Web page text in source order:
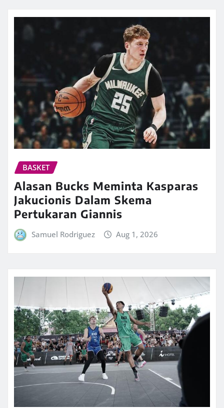
BASKET
Alasan Bucks Meminta Kasparas
Jakucionis Dalam Skema
Pertukaran Giannis
Samuel Rodriguez Aug 1, 2026